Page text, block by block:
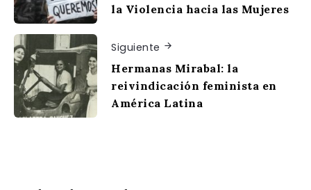
la Violencia hacia las Mujeres
Siguiente
Hermanas Mirabal: la
reivindicación feminista en
América Latina